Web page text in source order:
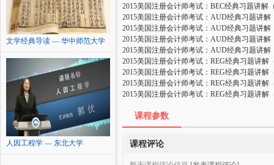
文学经典导读 — 华中师范大学
人因工程学 — 东北大学
2015美国注册会计师考试：BEC经典习题讲解
2015美国注册会计师考试：AUD经典习题讲解
2015美国注册会计师考试：AUD经典习题讲解
2015美国注册会计师考试：AUD经典习题讲解
2015美国注册会计师考试：AUD经典习题讲解
2015美国注册会计师考试：REG经典习题讲解
2015美国注册会计师考试：REG经典习题讲解
2015美国注册会计师考试：REG经典习题讲解
2015美国注册会计师考试：REG经典习题讲解
课程参数
课程评论